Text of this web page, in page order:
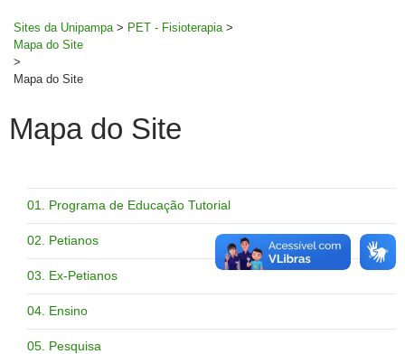
Sites da Unipampa > PET - Fisioterapia >
Mapa do Site
>
Mapa do Site
Mapa do Site
01. Programa de Educação Tutorial
02. Petianos
03. Ex-Petianos
04. Ensino
05. Pesquisa